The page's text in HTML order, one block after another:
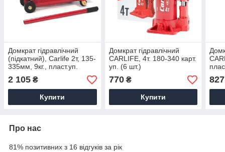
Домкрат гідравлічний
(підкатний), Carlife 2т, 135-
335мм, 9кг., пласт.уп.
2 105 ₴
Купити
Домкрат гідравлічний
CARLIFE, 4т. 180-340 карт.
уп. (6 шт.)
770₴
Купити
827
Про нас
81% позитивних з 16 відгуків за рік